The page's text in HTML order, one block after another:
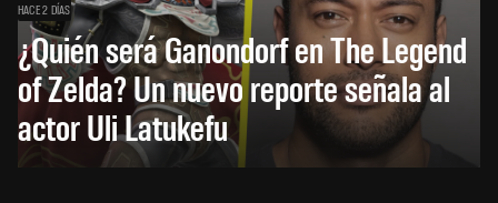
HACE 2 DÍAS
¿Quién será Ganondorf en The Legend
of Zelda? Un nuevo reporte señala al
actor Uli Latukefu